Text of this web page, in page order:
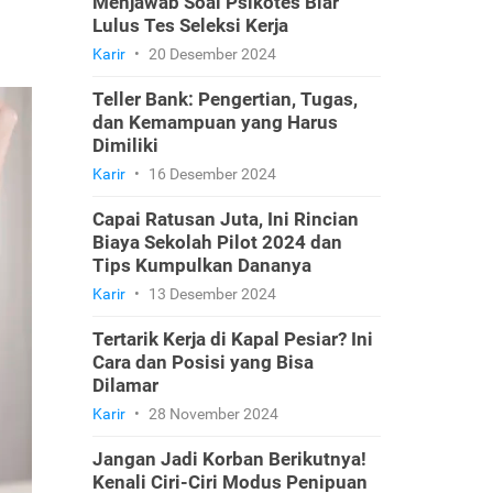
Lulus Tes Seleksi Kerja
Karir • 20 Desember 2024
Teller Bank: Pengertian, Tugas,
dan Kemampuan yang Harus
Dimiliki
Karir • 16 Desember 2024
Capai Ratusan Juta, Ini Rincian
Biaya Sekolah Pilot 2024 dan
Tips Kumpulkan Dananya
Karir • 13 Desember 2024
Tertarik Kerja di Kapal Pesiar? Ini
Cara dan Posisi yang Bisa
Dilamar
Karir • 28 November 2024
Jangan Jadi Korban Berikutnya!
Kenali Ciri-Ciri Modus Penipuan